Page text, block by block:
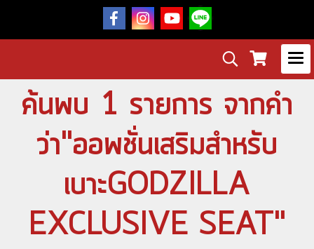
ค้นพบ 1 รายการ จากคำ
ว่า"ออพชั่นเสริมสำหรับ
เบาะGODZILLA
EXCLUSIVE SEAT"